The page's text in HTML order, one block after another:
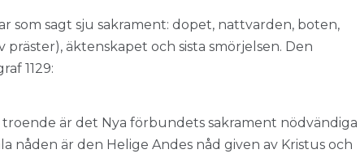
som sagt sju sakrament: dopet, nattvarden, boten,
äktenskapet och sista smörjelsen. Den
1129:
är det Nya förbundets sakrament nödvändiga
nåden är den Helige Andes nåd given av Kristus och